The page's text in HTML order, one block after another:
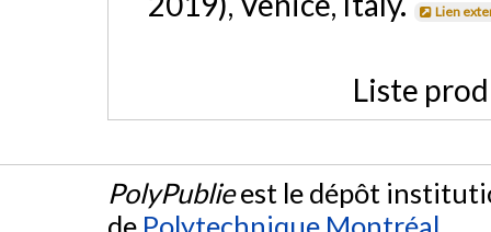
Lien
Liste
PolyPublieest le dépôt